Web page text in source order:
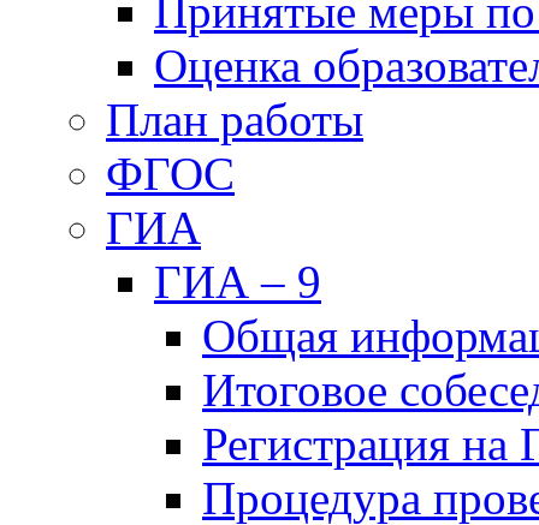
Принятые меры
Оценка
План работы
ФГОС
ГИА
ГИА – 9
Общая
Итоговое
Регистрация
Процедура